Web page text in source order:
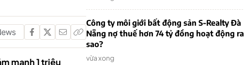
mạnh 1 triệu
Công ty môi giới bất động sản S-Realty Đà
Nẵng nợ thuế hơn 74 tỷ đồng hoạt động ra
sao?
vừa xong